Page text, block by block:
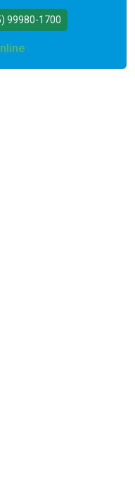
99980-1700